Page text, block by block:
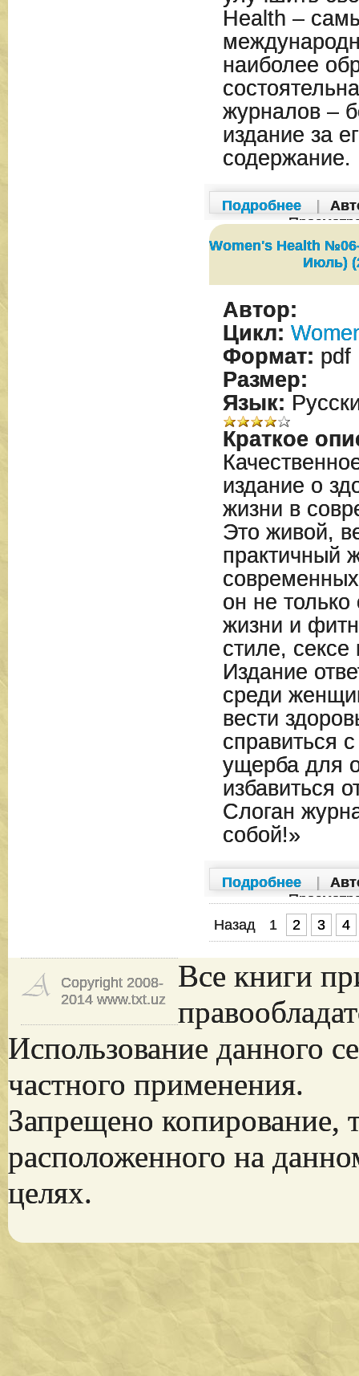
Health –
наиболее
журналов –
издание за
содержание.
Подробнее
Women's Health
Июль)
Автор:
Цикл:
Формат: pdf
Размер:
Язык:
Краткое
издание о
жизни в
Это живой,
практичный
он не
жизни и
стиле,
Издание
среди
вести
справиться
ущерба для
избавиться
Слоган
собой!»
Подробнее
Назад
1 2 3 4
Copyright 2008-
2014 www.txt.uz
Все книги
Использование данного
частного применения.
Запрещено копирование,
расположенного на
целях.